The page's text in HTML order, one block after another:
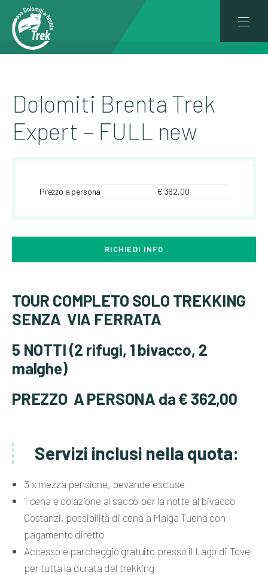
Dolomiti Brenta Trek
Expert – FULL new
Prezzo a persona € 362,00
RICHIEDI INFO
TOUR COMPLETO SOLO TREKKING
SENZA VIA FERRATA
5 NOTTI (2 rifugi, 1 bivacco, 2
malghe)
PREZZO A PERSONA da € 362,00
Servizi inclusi nella quota:
3 x mezza pensione, bevande escluse
1 cena e colazione al sacco per la notte al bivacco
Costanzi, possibilità di cena a Malga Tuena con
pagamento diretto
Accesso e parcheggio gratuito presso il Lago di Tovel
per tutta la durata del trekking